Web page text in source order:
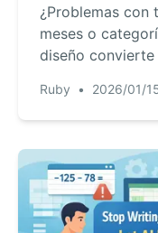
¿Problemas con
meses o
diseño
pivoteación de
proceso manual
Ruby • 2026/01/